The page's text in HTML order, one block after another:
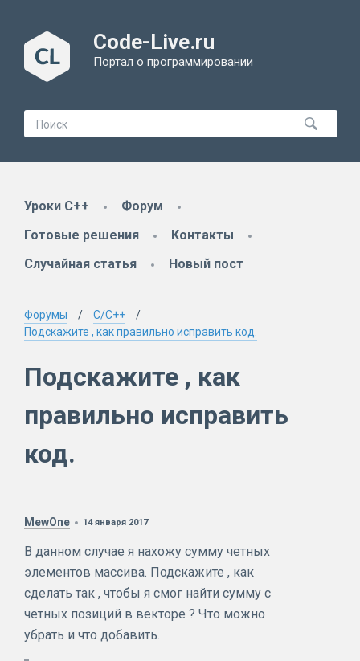
Code-Live.ru
Портал о программировании
Уроки C++
Форум
Готовые решения
Контакты
Случайная статья
Новый пост
Форумы
C/C++
Подскажите , как правильно исправить код.
Подскажите , как
правильно исправить
код.
MewOne 14 января 2017
В данном случае я нахожу сумму четных
элементов массива. Подскажите , как
сделать так , чтобы я смог найти сумму с
четных позиций в векторе ? Что можно
убрать и что добавить.